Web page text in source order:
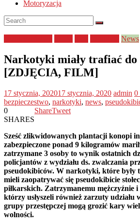
Motoryzacja
News
Narkotyki miały trafiać do
[ZDJĘCIA, FILM]
17 stycznia, 202017 stycznia, 2020 admin 0
bezpieczestwo, narkotyki, news,
0
SHARES
ShareTweet
Sześć zlikwidowanych plantacji konopi
zabezpieczone ponad 9 kilogramów
zatrzymane 3 osoby to wynik ostatnich
policjantów z wydziału ds. zwalczania
pseudokibiców. W narkotyki, które były
mieli zaopatrywać się pseudokibicie
piłkarskich. Zatrzymanemu mężczyźnie
którzy usłyszeli również zarzuty udziału
grupy przestępczej mogą grozić kary
wolności.